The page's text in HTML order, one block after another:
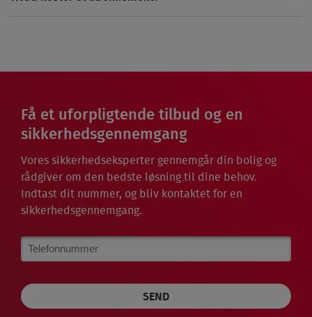
Få et uforpligtende tilbud og en
sikkerhedsgennemgang
Vores sikkerhedseksperter gennemgår din bolig og
rådgiver om den bedste løsning til dine behov.
Indtast dit nummer, og bliv kontaktet for en
sikkerhedsgennemgang.
Phone
Number